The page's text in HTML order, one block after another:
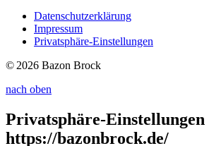
Datenschutzerklärung
Impressum
Privatsphäre-Einstellungen
© 2026 Bazon Brock
nach oben
Privatsphäre-Einstellungen
https://bazonbrock.de/